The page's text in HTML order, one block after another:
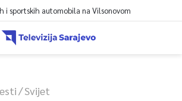
sportskih automobila na Vilsonovom
/Svijet